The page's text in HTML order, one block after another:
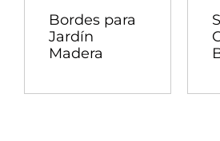
Bordes para
Jardín
Madera